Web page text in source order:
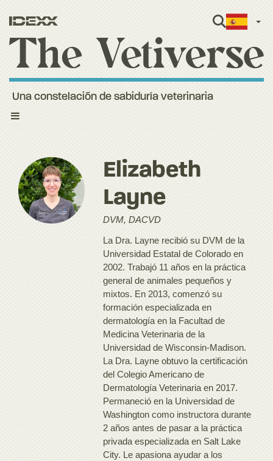
Toggle
Una constelación de sabiduría veterinaria
Elizabeth
Layne
DVM, DACVD
La Dra. Layne recibió su DVM de la
Universidad Estatal de Colorado en
2002. Trabajó 11 años en la práctica
general de animales pequeños y
mixtos. En 2013, comenzó su
formación especializada en
dermatología en la Facultad de
Medicina Veterinaria de la
Universidad de Wisconsin-Madison.
La Dra. Layne obtuvo la certificación
del Colegio Americano de
Dermatología Veterinaria en 2017.
Permaneció en la Universidad de
Washington como instructora durante
2 años antes de pasar a la práctica
privada especializada en Salt Lake
City. Le apasiona ayudar a los